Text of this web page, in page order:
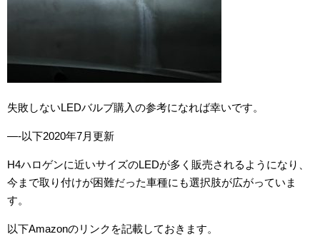
失敗しないLEDバルブ購入の参考になれば幸いです。
—-以下2020年7月更新
H4ハロゲンに近いサイズのLEDが多く販売されるようになり、
今まで取り付けが困難だった車種にも選択肢が広がっていま
す。
以下Amazonのリンクを記載しておきます。